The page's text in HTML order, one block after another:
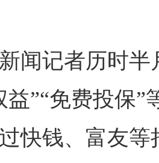
闻记者历时
益”“免费投保”
快钱、富友